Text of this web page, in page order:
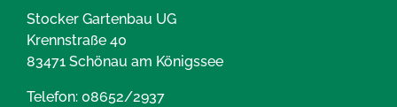
Stocker Gartenbau UG
Krennstraße 40
83471 Schönau am Königssee
Telefon: 08652/2937